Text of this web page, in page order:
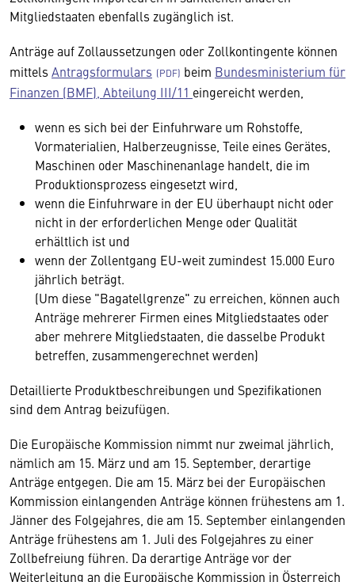
Mitgliedstaaten ebenfalls zugänglich ist.
Anträge auf Zollaussetzungen oder Zollkontingente können
mittels Antragsformulars beim Bundesministerium für
Finanzen (BMF), Abteilung III/11 eingereicht werden,
wenn es sich bei der Einfuhrware um Rohstoffe,
Vormaterialien, Halberzeugnisse, Teile eines Gerätes,
Maschinen oder Maschinenanlage handelt, die im
Produktionsprozess eingesetzt wird,
wenn die Einfuhrware in der EU überhaupt nicht oder
nicht in der erforderlichen Menge oder Qualität
erhältlich ist und
wenn der Zollentgang EU-weit zumindest 15.000 Euro
jährlich beträgt.
(Um diese "Bagatellgrenze" zu erreichen, können auch
Anträge mehrerer Firmen eines Mitgliedstaates oder
aber mehrere Mitgliedstaaten, die dasselbe Produkt
betreffen, zusammengerechnet werden)
Detaillierte Produktbeschreibungen und Spezifikationen
sind dem Antrag beizufügen.
Die Europäische Kommission nimmt nur zweimal jährlich,
nämlich am 15. März und am 15. September, derartige
Anträge entgegen. Die am 15. März bei der Europäischen
Kommission einlangenden Anträge können frühestens am 1.
Jänner des Folgejahres, die am 15. September einlangenden
Anträge frühestens am 1. Juli des Folgejahres zu einer
Zollbefreiung führen. Da derartige Anträge vor der
Weiterleitung an die Europäische Kommission in Österreich